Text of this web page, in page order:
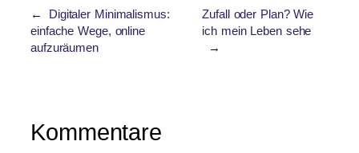
←
Digitaler Minimalismus:
einfache Wege, online
aufzuräumen
Zufall oder Plan? Wie
ich mein Leben sehe
→
Kommentare